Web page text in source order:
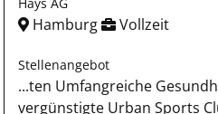
Hamburg Vollzeit
Stellenangebot
...ten Umfangreiche
vergünstigte Urban Sports